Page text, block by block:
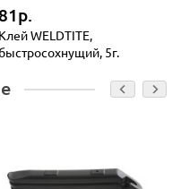
81р.
Клей WELDTITE,
5г.